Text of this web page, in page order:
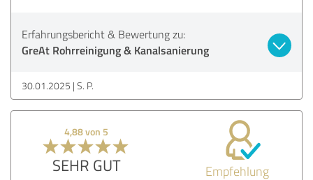
Erfahrungsbericht & Bewertung zu:
GreAt Rohrreinigung & Kanalsanierung
30.01.2025 S. P.
4,88 von 5
SEHR GUT Empfehlung